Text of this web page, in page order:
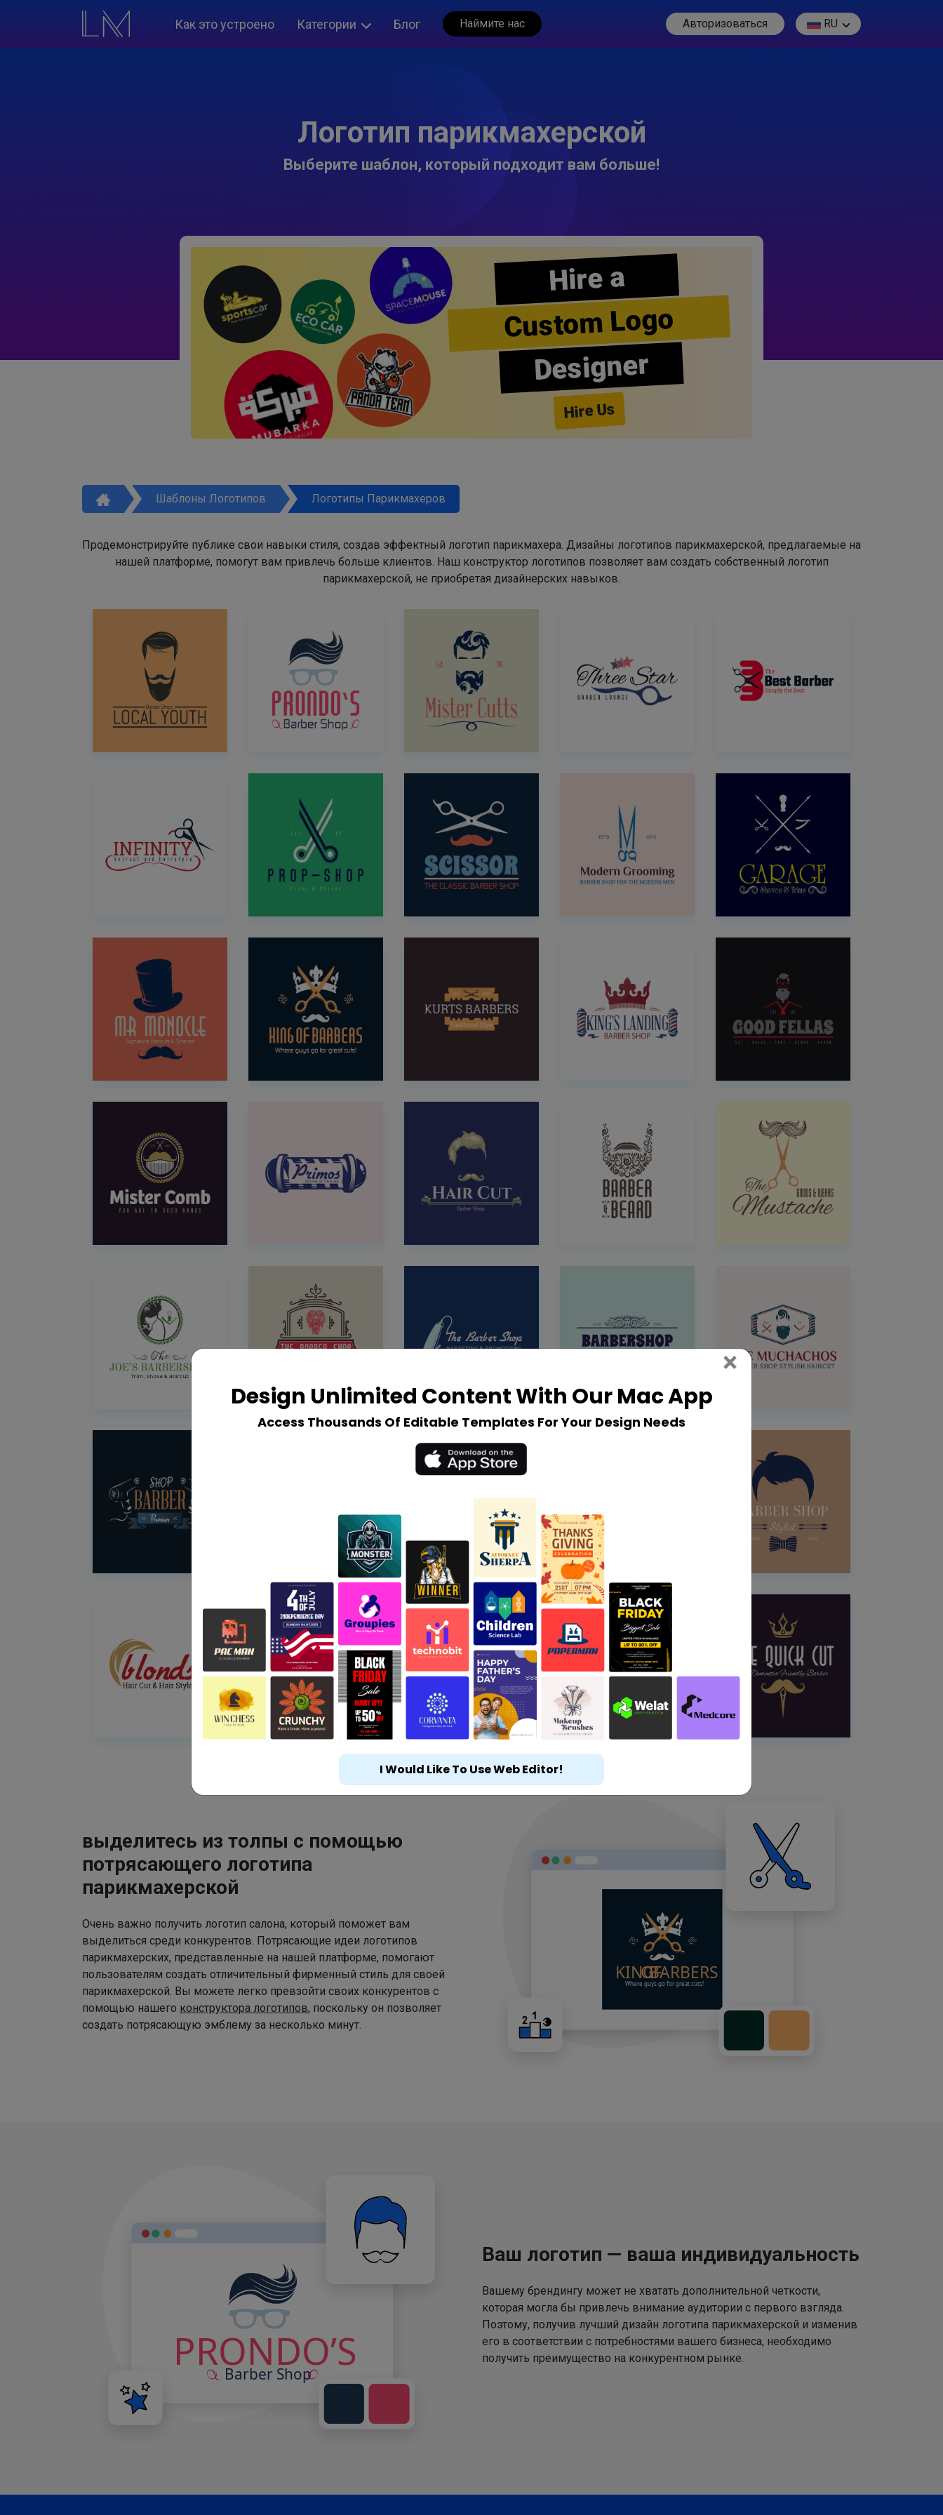
Как это устроено Категории Блог Наймите нас Авторизоваться RU
Логотип парикмахерской
Выберите шаблон, который подходит вам больше!
Hire a
Custom Logo
Designer
Hire Us
Шаблоны Логотипов Логотипы Парикмахеров
Продемонстрируйте публике свои навыки стиля, создав эффектный логотип парикмахера. Дизайны логотипов парикмахерской, предлагаемые на
нашей платформе, помогут вам привлечь больше клиентов. Наш конструктор логотипов позволяет вам создать собственный логотип
парикмахерской, не приобретая дизайнерских навыков.
выделитесь из толпы с помощью
потрясающего логотипа
парикмахерской
Очень важно получить логотип салона, который поможет вам
выделиться среди конкурентов. Потрясающие идеи логотипов
парикмахерских, представленные на нашей платформе, помогают
пользователям создать отличительный фирменный стиль для своей
парикмахерской. Вы можете легко превзойти своих конкурентов с
помощью нашего конструктора логотипов, поскольку он позволяет
создать потрясающую эмблему за несколько минут.
Ваш логотип — ваша индивидуальность
Вашему брендингу может не хватать дополнительной четкости,
которая могла бы привлечь внимание аудитории с первого взгляда.
Поэтому, получив лучший дизайн логотипа парикмахерской и изменив
его в соответствии с потребностями вашего бизнеса, необходимо
получить преимущество на конкурентном рынке.
Design Unlimited Content With Our Mac App
Access Thousands Of Editable Templates For Your Design Needs
× Close
I Would Like To Use Web Editor!